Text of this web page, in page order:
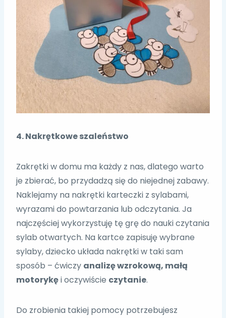
4. Nakrętkowe szaleństwo
Zakrętki w domu ma każdy z nas, dlatego warto
je zbierać, bo przydadzą się do niejednej zabawy.
Naklejamy na nakrętki karteczki z sylabami,
wyrazami do powtarzania lub odczytania. Ja
najczęściej wykorzystuję tę grę do nauki czytania
sylab otwartych. Na kartce zapisuję wybrane
sylaby, dziecko układa nakrętki w taki sam
sposób – ćwiczy analizę wzrokową, małą
motorykęi oczywiście czytanie.
Do zrobienia takiej pomocy potrzebujesz